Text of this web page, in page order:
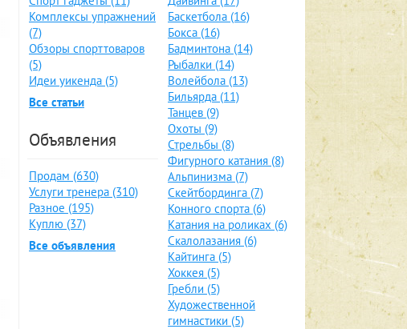
Комплексы упражнений
(7)
Обзоры спорттоваров
(5)
Идеи уикенда (5)
Все статьи
Объявления
Продам (630)
Услуги тренера (310)
Разное (195)
Куплю (37)
Все объявления
Баскетбола (16)
Бокса (16)
Бадминтона (14)
Рыбалки (14)
Волейбола (13)
Бильярда (11)
Танцев (9)
Охоты (9)
Стрельбы (8)
Фигурного катания (8)
Альпинизма (7)
Скейтбординга (7)
Конного спорта (6)
Катания на роликах (6)
Скалолазания (6)
Кайтинга (5)
Хоккея (5)
Гребли (5)
Художественной
гимнастики (5)